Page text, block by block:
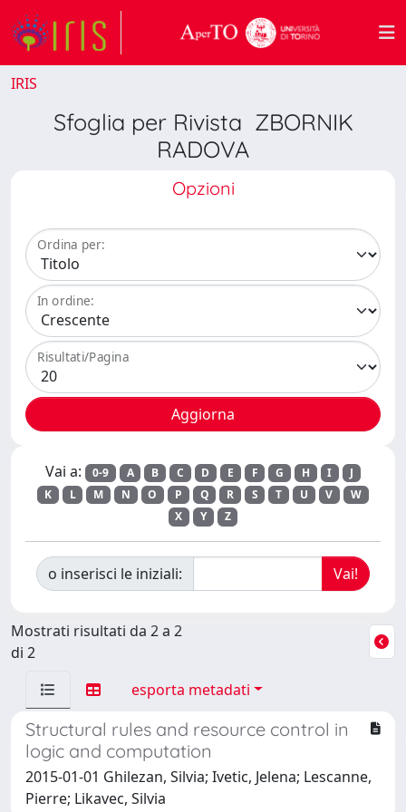
IRIS
Sfoglia per Rivista ZBORNIK
RADOVA
Opzioni
Ordina per:
In ordine:
Risultati/Pagina
Vai a: 0-9 A B C D E F G H I
J
K
L M N O P Q R S T U V
W
X
Y Z
o inserisci le iniziali:
Mostrati risultati da 2 a 2
di 2
esporta metadati
Structural rules and resource control in
logic and computation
2015-01-01 Ghilezan, Silvia; Ivetic, Jelena; Lescanne,
Pierre; Likavec, Silvia